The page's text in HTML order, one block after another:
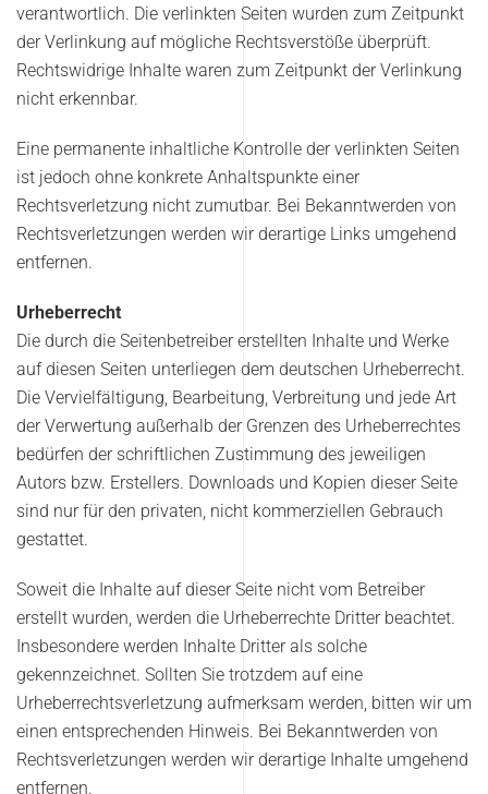
verantwortlich. Die verlinkten Seiten wurden zum Zeitpunkt
der Verlinkung auf mögliche Rechtsverstöße überprüft.
Rechtswidrige Inhalte waren zum Zeitpunkt der Verlinkung
nicht erkennbar.
Eine permanente inhaltliche Kontrolle der verlinkten Seiten
ist jedoch ohne konkrete Anhaltspunkte einer
Rechtsverletzung nicht zumutbar. Bei Bekanntwerden von
Rechtsverletzungen werden wir derartige Links umgehend
entfernen.
Urheberrecht
Die durch die Seitenbetreiber erstellten Inhalte und Werke
auf diesen Seiten unterliegen dem deutschen Urheberrecht.
Die Vervielfältigung, Bearbeitung, Verbreitung und jede Art
der Verwertung außerhalb der Grenzen des Urheberrechtes
bedürfen der schriftlichen Zustimmung des jeweiligen
Autors bzw. Erstellers. Downloads und Kopien dieser Seite
sind nur für den privaten, nicht kommerziellen Gebrauch
gestattet.
Soweit die Inhalte auf dieser Seite nicht vom Betreiber
erstellt wurden, werden die Urheberrechte Dritter beachtet.
Insbesondere werden Inhalte Dritter als solche
gekennzeichnet. Sollten Sie trotzdem auf eine
Urheberrechtsverletzung aufmerksam werden, bitten wir um
einen entsprechenden Hinweis. Bei Bekanntwerden von
Rechtsverletzungen werden wir derartige Inhalte umgehend
entfernen.